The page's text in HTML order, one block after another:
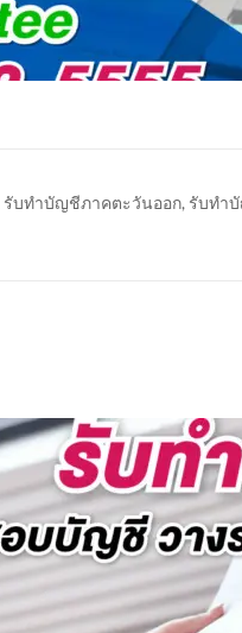
รับทำบัญชีภาคตะวันออก, รับทำ